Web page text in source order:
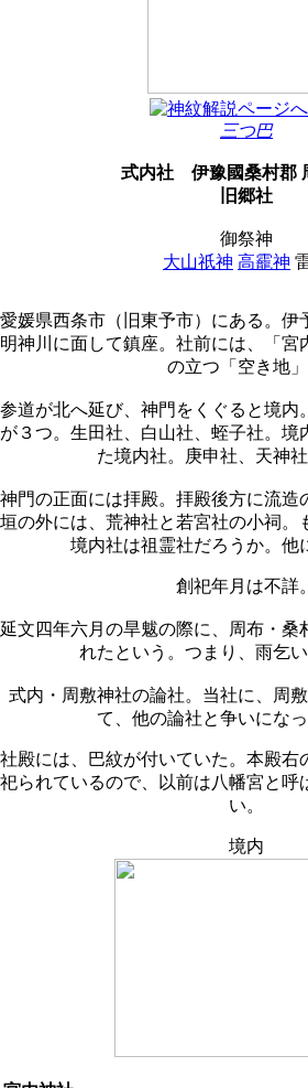
三つ巴
式内社
伊豫國桑村郡
旧郷社
御祭神
大山祇神 高靇神
愛媛県西条市（旧東予市）にある。伊
明神川に面して鎮座。社前には、「宮
の立つ「空き地」
参道が北へ延び、神門をくぐると境内
が３つ。生田社、白山社、蛭子社。境
た境内社。庚申社、天神社
神門の正面には拝殿。拝殿後方に流造
垣の外には、荒神社と若宮社の小祠。
境内社は祖霊社だろうか。他
創祀年月は不詳。
延文四年六月の旱魃の際に、周布・桑
れたという。つまり、雨乞い
式内・周敷神社の論社。当社に、周
て、他の論社と争いになっ
社殿には、巴紋が付いていた。本殿右
祀られているので、以前は八幡宮と呼
い。
境内